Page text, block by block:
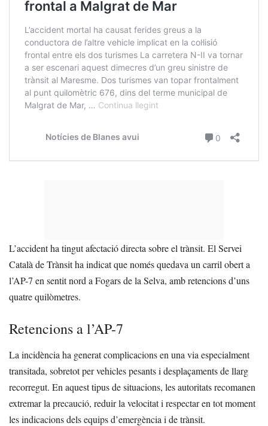
L’accident ha tingut afectació directa sobre el trànsit. El Servei
Català de Trànsit ha indicat que només quedava un carril obert a
l’AP-7 en sentit nord a Fogars de la Selva, amb retencions d’uns
quatre quilòmetres.
Retencions a l’AP-7
La incidència ha generat complicacions en una via especialment
transitada, sobretot per vehicles pesants i desplaçaments de llarg
recorregut. En aquest tipus de situacions, les autoritats recomanen
extremar la precaució, reduir la velocitat i respectar en tot moment
les indicacions dels equips d’emergència i de trànsit.